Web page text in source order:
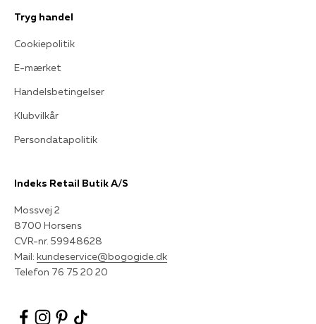
Tryg handel
Cookiepolitik
E-mærket
Handelsbetingelser
Klubvilkår
Persondatapolitik
Indeks Retail Butik A/S
Mossvej 2
8700 Horsens
CVR-nr. 59948628
Mail: kundeservice@bogogide.dk
Telefon 76 75 20 20